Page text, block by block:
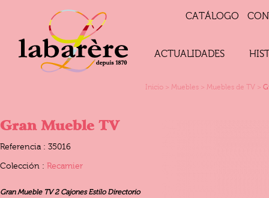
CATÁLOGO
ACTUALIDADES
Inicio > Muebles > Muebles de TV >
Gran Mueble TV
Referencia : 35016
Colección : Recamier
Gran Mueble TV 2 Cajones Estilo Directorio